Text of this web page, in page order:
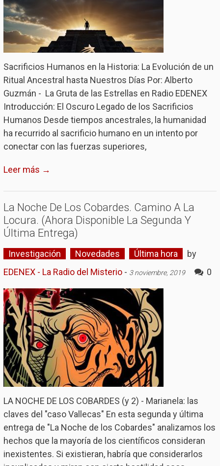
Sacrificios Humanos en la Historia: La Evolución de un
Ritual Ancestral hasta Nuestros Días Por: Alberto
Guzmán - La Gruta de las Estrellas en Radio EDENEX
Introducción: El Oscuro Legado de los Sacrificios
Humanos Desde tiempos ancestrales, la humanidad
ha recurrido al sacrificio humano en un intento por
conectar con las fuerzas superiores,
Leer más →
La Noche De Los Cobardes. Camino A La
Locura. (Ahora Disponible La Segunda Y
Última Entrega)
Investigación Novedades Última hora
by
EDENEX - La Radio del Misterio- 3 noviembre, 2019 0
LA NOCHE DE LOS COBARDES (y 2) - Marianela: las
claves del "caso Vallecas" En esta segunda y última
entrega de "La Noche de los Cobardes" analizamos los
hechos que la mayoría de los científicos consideran
inexistentes. Si existieran, habría que considerarlos